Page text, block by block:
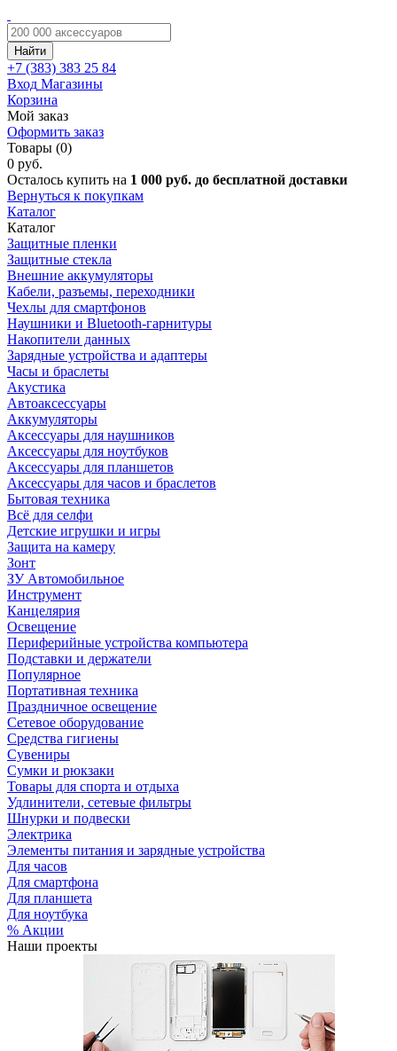
Найти
+7 (383) 383 25 84
Вход Магазины
Корзина
Мой заказ
Оформить заказ
Товары (0)
0 руб.
Осталось купить на 1 000 руб. до бесплатной доставки
Вернуться к покупкам
Каталог
Каталог
Защитные пленки
Защитные стекла
Внешние аккумуляторы
Кабели, разъемы, переходники
Чехлы для смартфонов
Наушники и Bluetooth-гарнитуры
Накопители данных
Зарядные устройства и адаптеры
Часы и браслеты
Акустика
Автоаксессуары
Аккумуляторы
Аксессуары для наушников
Аксессуары для ноутбуков
Аксессуары для планшетов
Аксессуары для часов и браслетов
Бытовая техника
Всё для селфи
Детские игрушки и игры
Защита на камеру
Зонт
ЗУ Автомобильное
Инструмент
Канцелярия
Освещение
Периферийные устройства компьютера
Подставки и держатели
Популярное
Портативная техника
Праздничное освещение
Сетевое оборудование
Средства гигиены
Сувениры
Сумки и рюкзаки
Товары для спорта и отдыха
Удлинители, сетевые фильтры
Шнурки и подвески
Электрика
Элементы питания и зарядные устройства
Для часов
Для смартфона
Для планшета
Для ноутбука
% Акции
Наши проекты